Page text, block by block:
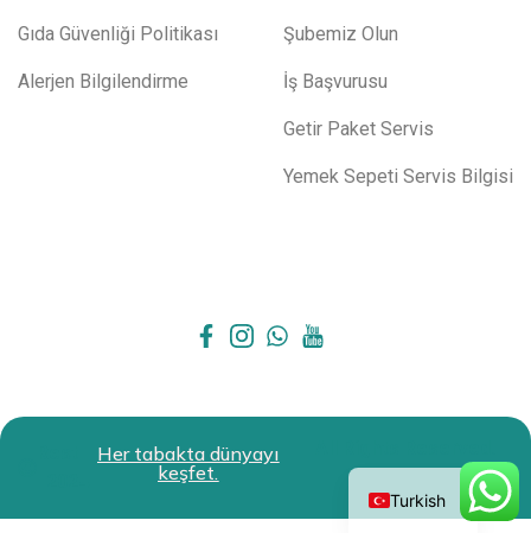
Şubemiz Olun
İş Başvurusu
Getir Paket Servis
Yemek Sepeti Servis Bilgisi
Gıda Güvenliği Politikası
Alerjen Bilgilendirme
RestokitHer tabakta dünyayı
keşfet.
Turkish